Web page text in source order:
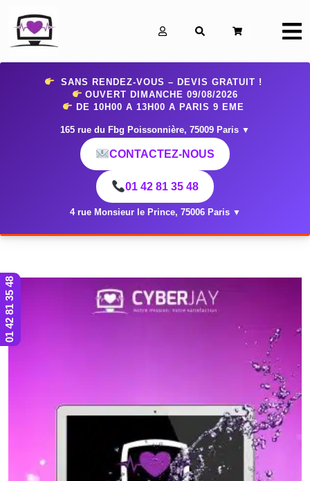
SANS RENDEZ-VOUS – DEVIS GRATUIT !
OUVERT DIMANCHE 09/08/2026
DE 10H00 A 13H00 A PARIS 9 EME
165 rue du Fbg Poissonnière, 75009 Paris ▼
CONTACTEZ-NOUS
01 42 81 35 48
4 rue Monsieur le Prince, 75006 Paris ▼
01 42 81 35 48